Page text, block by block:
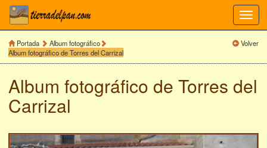
Portada
Album fotográfico
Album fotográfico de Torres del Carrizal
Volver
Album fotográfico de Torres del
Carrizal